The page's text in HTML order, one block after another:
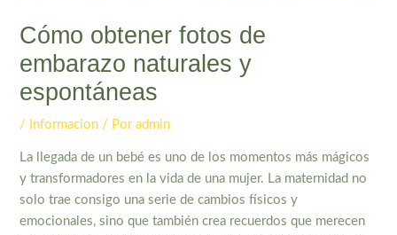
Cómo obtener fotos de
embarazo naturales y
espontáneas
/ Informacion / Poradmin
La llegada de un bebé es uno de los momentos más mágicos
y transformadores en la vida de una mujer. La maternidad no
solo trae consigo una serie de cambios físicos y
emocionales, sino que también crea recuerdos que merecen